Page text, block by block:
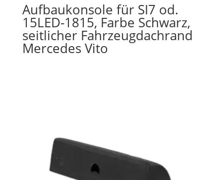
Aufbaukonsole für SI7 od.
15LED-1815, Farbe Schwarz,
seitlicher Fahrzeugdachrand
Mercedes Vito